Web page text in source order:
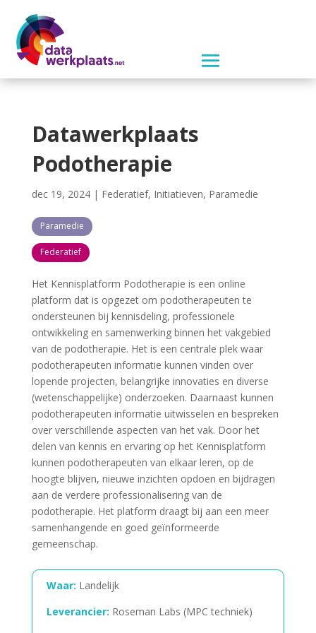
Datawerkplaats
Podotherapie
dec 19, 2024| Federatief, Initiatieven, Paramedie
Paramedie
Federatief
Het Kennisplatform Podotherapie is een online
platform dat is opgezet om podotherapeuten te
ondersteunen bij kennisdeling, professionele
ontwikkeling en samenwerking binnen het vakgebied
van de podotherapie. Het is een centrale plek waar
podotherapeuten informatie kunnen vinden over
lopende projecten, belangrijke innovaties en diverse
(wetenschappelijke) onderzoeken. Daarnaast kunnen
podotherapeuten informatie uitwisselen en bespreken
over verschillende aspecten van het vak. Door het
delen van kennis en ervaring op het Kennisplatform
kunnen podotherapeuten van elkaar leren, op de
hoogte blijven, nieuwe inzichten opdoen en bijdragen
aan de verdere professionalisering van de
podotherapie. Het platform draagt bij aan een meer
samenhangende en goed geïnformeerde
gemeenschap.
Waar: Landelijk
Leverancier: Roseman Labs (MPC techniek)